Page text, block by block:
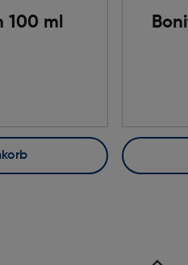
100 ml